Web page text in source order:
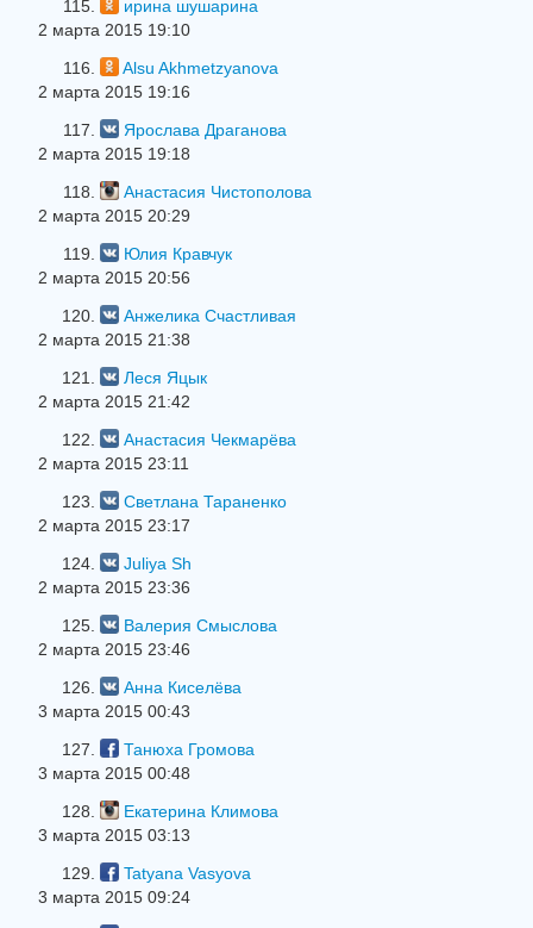
115.
ирина шушарина
2 марта 2015 19:10
116.
Alsu Akhmetzyanova
2 марта 2015 19:16
117.
Ярослава Драганова
2 марта 2015 19:18
118.
Анастасия Чистополова
2 марта 2015 20:29
119.
Юлия Кравчук
2 марта 2015 20:56
120.
Анжелика Счастливая
2 марта 2015 21:38
121.
Леся Яцык
2 марта 2015 21:42
122.
Анастасия Чекмарёва
2 марта 2015 23:11
123.
Светлана Тараненко
2 марта 2015 23:17
124.
Juliya Sh
2 марта 2015 23:36
125.
Валерия Смыслова
2 марта 2015 23:46
126.
Анна Киселёва
3 марта 2015 00:43
127.
Танюха Громова
3 марта 2015 00:48
128.
Екатерина Климова
3 марта 2015 03:13
129.
Tatyana Vasyova
3 марта 2015 09:24